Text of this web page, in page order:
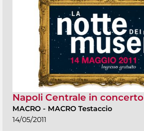
Napoli Centrale in concerto
MACRO - MACRO Testaccio
14/05/2011